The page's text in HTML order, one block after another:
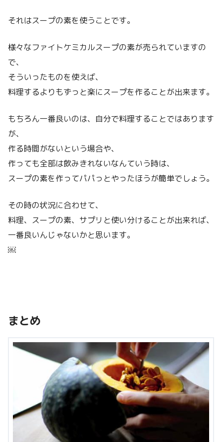
それはスープの素を使うことです。
様々なファイトケミカルスープの素が売られていますの
で、
そういったものを使えば、
料理するよりもずっと楽にスープを作ることが出来ます。
もちろん一番良いのは、自分で料理することではあります
が、
作る時間がないという場合や、
作っても全部は飲みきれないなんていう時は、
スープの素を作ってパパっとやったほうが簡単でしょう。
その時の状況に合わせて、
料理、スープの素、サプリと使い分けることが出来れば、
一番良いんじゃないかと思います。
￼
まとめ